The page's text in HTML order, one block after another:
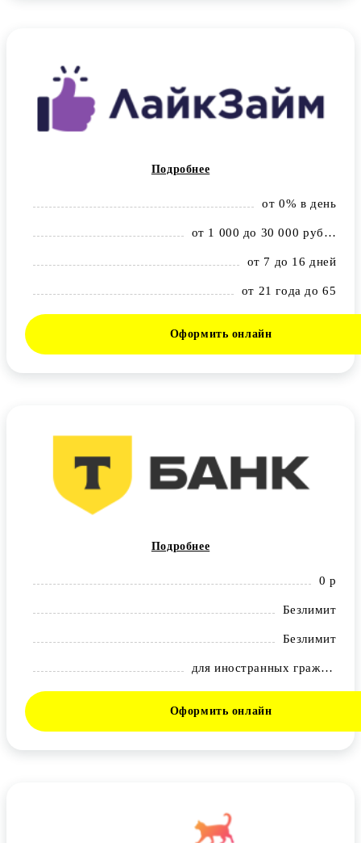
Подробнее
от 0% в день
от 1 000 до 30 000 рублей
от 7 до 16 дней
от 21 года до 65
Оформить онлайн
Подробнее
0 р
Безлимит
Безлимит
для иностранных граждан
Оформить онлайн